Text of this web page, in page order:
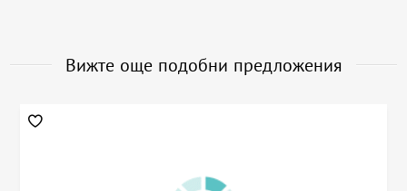
Вижте още подобни предложения